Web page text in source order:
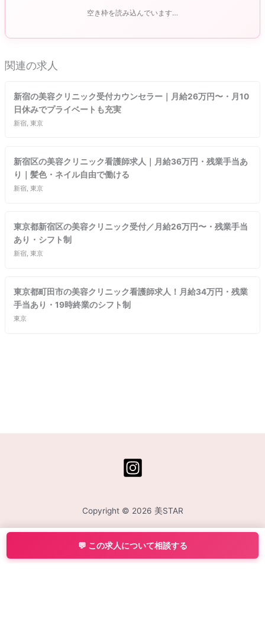
空き枠を読み込んでいます…
💬 この求人について相談する
関連の求人
新宿の美容クリニック受付カウンセラー｜月給26万円〜・月10
日休みでプライベートも充実
新宿, 東京
新宿区の美容クリニック看護師求人｜月給36万円・残業手当あ
り｜髪色・ネイル自由で働ける
新宿, 東京
東京都新宿区の美容クリニック受付／月給26万円〜・残業手当
あり・シフト制
新宿, 東京
東京都町田市の美容クリニック看護師求人！月給34万円・残業
手当あり・19時終業のシフト制
東京
Copyright © 2026 美STAR